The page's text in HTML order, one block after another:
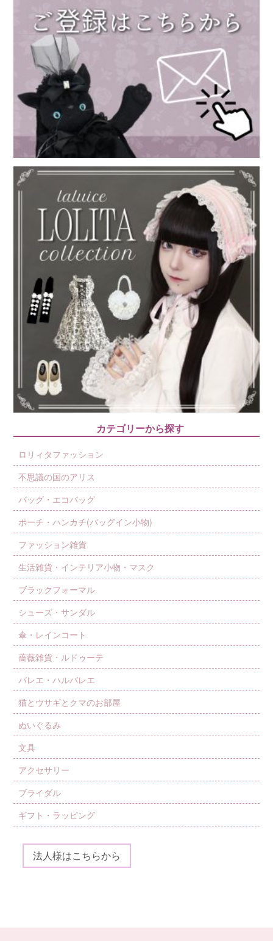
カテゴリーから探す
ロリィタファッション
不思議の国のアリス
バッグ・エコバッグ
ポーチ・ハンカチ(バッグイン小物)
ファッション雑貨
生活雑貨・インテリア小物・マスク
ブラックフォーマル
シューズ・サンダル
傘・レインコート
薔薇雑貨・ルドゥーテ
バレエ・ハルバレエ
猫とウサギとクマのお部屋
ぬいぐるみ
文具
アクセサリー
ブライダル
ギフト・ラッピング
法人様はこちらから